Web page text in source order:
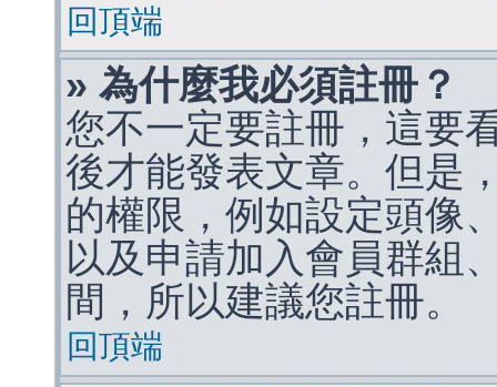
回頂端
» 為什麼我必須註冊？
您不一定要註冊，這要
後才能發表文章。但是
的權限，例如設定頭像
以及申請加入會員群組
間，所以建議您註冊。
回頂端